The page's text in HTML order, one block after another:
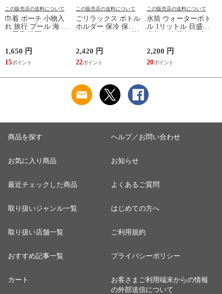
この販売店の送料について
巾着 ポーチ 小物入
れ 旅行 プール 海 バ
サウナ ごリラックス
まもるさんの洗える
巾着 ブラック 黒
1,650 円
15
この販売店の送料について
ごリラックス ボトル
ホルダー 保冷 保温
補給 マイボトル サ
ウナ 温泉 水筒 カバ
ー トトノイモード
2,420 円
22
この販売店の送料について
水筒 ウォーターボト
ル 1リットル 目盛り
マイボトル 動物 ア
ニマル ゴリラ ごリ
ラックス ゴリゴリボ
2,200 円
20
商品を探す
お気に入り商品
最近チェックした商品
取り扱いジャンル一覧
取り扱い店舗一覧
おすすめ記事一覧
カート
ヘルプ／お問い合わせ
お知らせ
よくあるご質問
はじめての方へ
ご利用規約
プライバシーポリシー
お客さまご利用端末からの情報
の外部送信について